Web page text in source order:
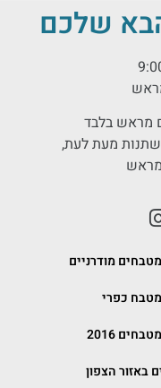
שלכם
מראש בלבד
מעת לעת,
מודרניים
כפרי
2016
באזור הצפון